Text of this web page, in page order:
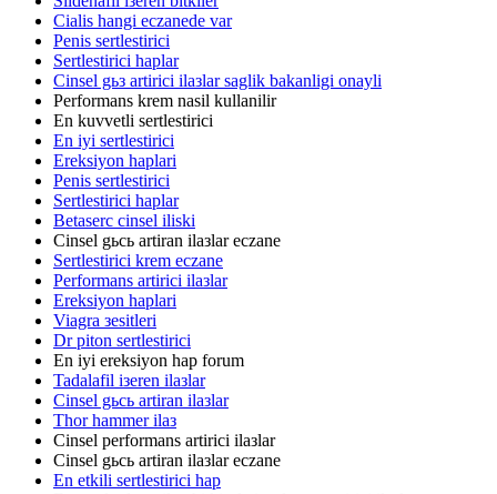
Cialis hangi eczanede var
Penis sertlestirici
Sertlestirici haplar
Cinsel gьз artirici ilaзlar saglik bakanligi onayli
Performans krem nasil kullanilir
En kuvvetli sertlestirici
En iyi sertlestirici
Ereksiyon haplari
Penis sertlestirici
Sertlestirici haplar
Betaserc cinsel iliski
Cinsel gьcь artiran ilaзlar eczane
Sertlestirici krem eczane
Performans artirici ilaзlar
Ereksiyon haplari
Viagra зesitleri
Dr piton sertlestirici
En iyi ereksiyon hap forum
Tadalafil iзeren ilaзlar
Cinsel gьcь artiran ilaзlar
Thor hammer ilaз
Cinsel performans artirici ilaзlar
Cinsel gьcь artiran ilaзlar eczane
En etkili sertlestirici hap